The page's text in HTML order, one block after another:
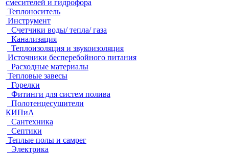
смесителей и гидрофора
Теплоноситель
Инструмент
Счетчики воды/ тепла/ газа
Канализация
Теплоизоляция и звукоизоляция
Источники бесперебойного питания
Расходные материалы
Тепловые завесы
Горелки
Фитинги для систем полива
Полотенцесушители
КИПиА
Сантехника
Септики
Теплые полы и самрег
Электрика